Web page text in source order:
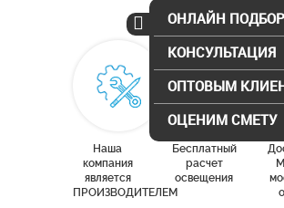
Наша
компания
является
ПРОИЗВОДИТЕЛЕМ
Бесплатный
расчет
освещения
ОНЛАЙН
КОНСУЛЬТАЦИЯ
ОПТОВЫМ
ОЦЕНИМ СМЕТУ